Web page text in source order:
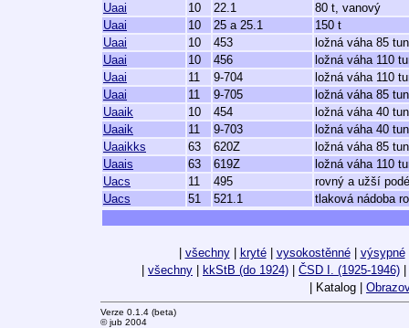
Uaai
10 22.1
80 t, vanový
Uaai
10 25 a 25.1
150 t
Uaai
10 453
ložná váha 85 tun
Uaai
10 456
ložná váha 110
Uaai
11 9-704
ložná váha 110
Uaai
11 9-705
ložná váha 85 tun
Uaaik
10 454
ložná váha 40 tun
Uaaik
11 9-703
ložná váha 40 tun
Uaaikks
63 620Z
ložná váha 85 tun
Uaais
63 619Z
ložná váha 110
Uacs
11 495
rovný a užší
Uacs
51 521.1 tlaková nádoba
všechny| kryté| vysokostěnné| výsypné
všechny kkStB (do 1924) ČSD I. (1925-1946)
| Katalog |
Verze 0.1.4 (beta)
© jub 2004